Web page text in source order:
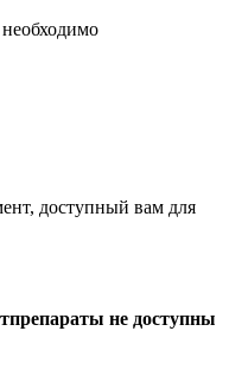
доступный вам для
не доступны